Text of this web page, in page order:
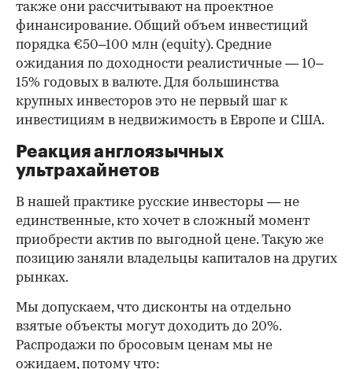
также они рассчитывают на проектное
финансирование. Общий объем инвестиций
порядка €50–100 млн (equity). Средние
ожидания по доходности реалистичные — 10–
15% годовых в валюте. Для большинства
крупных инвесторов это не первый шаг к
инвестициям в недвижимость в Европе и США.
Реакция англоязычных
ультрахайнетов
В нашей практике русские инвесторы — не
единственные, кто хочет в сложный момент
приобрести актив по выгодной цене. Такую же
позицию заняли владельцы капиталов на других
рынках.
Мы допускаем, что дисконты на отдельно
взятые объекты могут доходить до 20%.
Распродажи по бросовым ценам мы не
ожидаем, потому что: